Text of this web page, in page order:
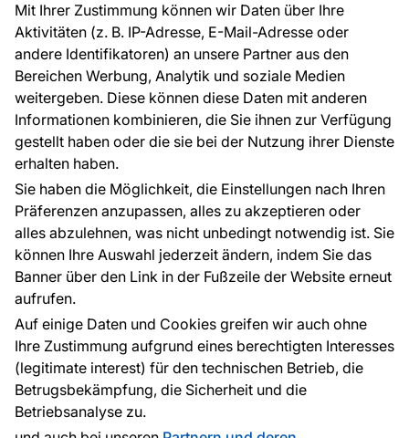
Mit Ihrer Zustimmung können wir Daten über Ihre
Aktivitäten (z. B. IP-Adresse, E-Mail-Adresse oder
andere Identifikatoren) an unsere Partner aus den
Bereichen Werbung, Analytik und soziale Medien
weitergeben. Diese können diese Daten mit anderen
Informationen kombinieren, die Sie ihnen zur Verfügung
gestellt haben oder die sie bei der Nutzung ihrer Dienste
erhalten haben.
Sie haben die Möglichkeit, die Einstellungen nach Ihren
Präferenzen anzupassen, alles zu akzeptieren oder
alles abzulehnen, was nicht unbedingt notwendig ist. Sie
können Ihre Auswahl jederzeit ändern, indem Sie das
Banner über den Link in der Fußzeile der Website erneut
aufrufen.
Auf einige Daten und Cookies greifen wir auch ohne
Ihre Zustimmung aufgrund eines berechtigten Interesses
(legitimate interest) für den technischen Betrieb, die
Betrugsbekämpfung, die Sicherheit und die
Betriebsanalyse zu.
EU-Projekte
Ratschläge und Tipps
FAQ
Kontakt
Haben Sie Fragen? Wir helfen Ihnen gerne weiter
und beraten Sie persönlich.
+49 781 95633072
service@tapeteneshop.de
Zahlungsarten:
Die Zahlungen werden geleistet von:
Schutz personenbezogener Daten